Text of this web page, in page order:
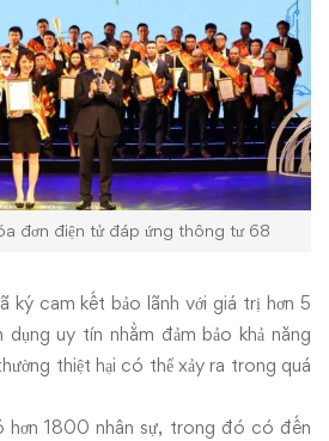
đơn điện tử đáp ứng thông tư 68
ký cam kết bảo lãnh với giá trị hơn 5
uy tín nhằm đảm bảo khả năng
thiệt hại có thể xảy ra trong quá
hơn 1800 nhân sự, trong đó có đến